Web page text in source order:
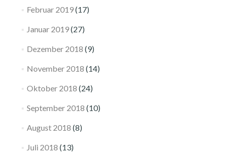
Februar 2019(17)
Januar 2019(27)
Dezember 2018 (9)
November 2018 (14)
Oktober 2018 (24)
September 2018 (10)
August 2018 (8)
Juli 2018 (13)